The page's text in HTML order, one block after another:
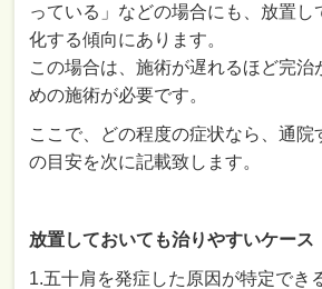
っている」などの場合にも、放置し
化する傾向にあります。
この場合は、施術が遅れるほど完治
めの施術が必要です。
ここで、どの程度の症状なら、通院
の目安を次に記載致します。
放置しておいても治りやすいケース
1.五十肩を発症した原因が特定でき